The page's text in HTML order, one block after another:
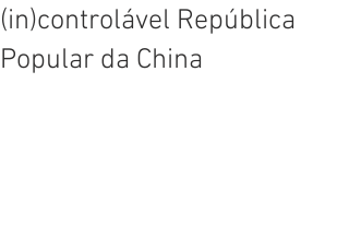
(in)controlável República
Popular da China